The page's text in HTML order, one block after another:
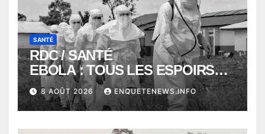
SANTÉ
RDC / SANTÉ
EBOLA : TOUS LES ESPOIRS
VONT VERS SEPTEMBRE
ALORS QUE L’ÉPIDÉMIE TEND
VERS 2000 DÉCÈS
8 AOÛT 2026 ENQUETENEWS.INFO